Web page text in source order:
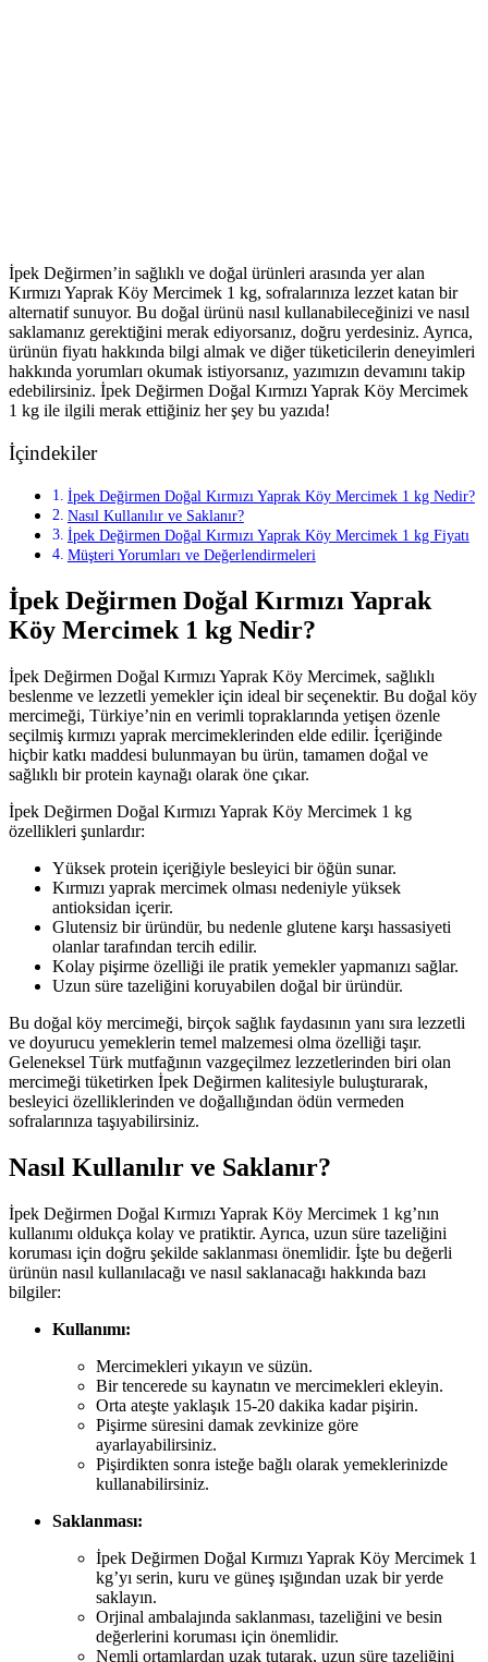
İpek Değirmen’in sağlıklı ve doğal ürünleri arasında yer alan
Kırmızı Yaprak Köy Mercimek 1 kg, sofralarınıza lezzet katan bir
alternatif sunuyor. Bu doğal ürünü nasıl kullanabileceğinizi ve nasıl
saklamanız gerektiğini merak ediyorsanız, doğru yerdesiniz. Ayrıca,
ürünün fiyatı hakkında bilgi almak ve diğer tüketicilerin deneyimleri
hakkında yorumları okumak istiyorsanız, yazımızın devamını takip
edebilirsiniz. İpek Değirmen Doğal Kırmızı Yaprak Köy Mercimek
1 kg ile ilgili merak ettiğiniz her şey bu yazıda!
İçindekiler
İpek Değirmen Doğal Kırmızı Yaprak Köy Mercimek 1 kg Nedir?
Nasıl Kullanılır ve Saklanır?
İpek Değirmen Doğal Kırmızı Yaprak Köy Mercimek 1 kg Fiyatı
Müşteri Yorumları ve Değerlendirmeleri
İpek Değirmen Doğal Kırmızı Yaprak
Köy Mercimek 1 kg Nedir?
İpek Değirmen Doğal Kırmızı Yaprak Köy Mercimek, sağlıklı
beslenme ve lezzetli yemekler için ideal bir seçenektir. Bu doğal köy
mercimeği, Türkiye’nin en verimli topraklarında yetişen özenle
seçilmiş kırmızı yaprak mercimeklerinden elde edilir. İçeriğinde
hiçbir katkı maddesi bulunmayan bu ürün, tamamen doğal ve
sağlıklı bir protein kaynağı olarak öne çıkar.
İpek Değirmen Doğal Kırmızı Yaprak Köy Mercimek 1 kg
özellikleri şunlardır:
Yüksek protein içeriğiyle besleyici bir öğün sunar.
Kırmızı yaprak mercimek olması nedeniyle yüksek
antioksidan içerir.
Glutensiz bir üründür, bu nedenle glutene karşı hassasiyeti
olanlar tarafından tercih edilir.
Kolay pişirme özelliği ile pratik yemekler yapmanızı sağlar.
Uzun süre tazeliğini koruyabilen doğal bir üründür.
Bu doğal köy mercimeği, birçok sağlık faydasının yanı sıra lezzetli
ve doyurucu yemeklerin temel malzemesi olma özelliği taşır.
Geleneksel Türk mutfağının vazgeçilmez lezzetlerinden biri olan
mercimeği tüketirken İpek Değirmen kalitesiyle buluşturarak,
besleyici özelliklerinden ve doğallığından ödün vermeden
sofralarınıza taşıyabilirsiniz.
Nasıl Kullanılır ve Saklanır?
İpek Değirmen Doğal Kırmızı Yaprak Köy Mercimek 1 kg’nın
kullanımı oldukça kolay ve pratiktir. Ayrıca, uzun süre tazeliğini
koruması için doğru şekilde saklanması önemlidir. İşte bu değerli
ürünün nasıl kullanılacağı ve nasıl saklanacağı hakkında bazı
bilgiler:
Kullanımı:
Mercimekleri yıkayın ve süzün.
Bir tencerede su kaynatın ve mercimekleri ekleyin.
Orta ateşte yaklaşık 15-20 dakika kadar pişirin.
Pişirme süresini damak zevkinize göre
ayarlayabilirsiniz.
Pişirdikten sonra isteğe bağlı olarak yemeklerinizde
kullanabilirsiniz.
Saklanması:
İpek Değirmen Doğal Kırmızı Yaprak Köy Mercimek 1
kg’yı serin, kuru ve güneş ışığından uzak bir yerde
saklayın.
Orjinal ambalajında saklanması, tazeliğini ve besin
değerlerini koruması için önemlidir.
Nemli ortamlardan uzak tutarak, uzun süre tazeliğini